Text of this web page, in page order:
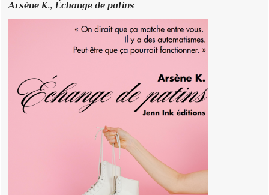
Arsène K.,Échange de patins